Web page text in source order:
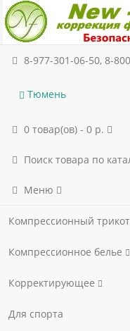
8-977-301-06-50, 8-
Тюмень
0 товар(ов) - 0 р.
Поиск товара по
Меню
Компрессионный
Компрессионное белье
Корректирующее
Для спорта